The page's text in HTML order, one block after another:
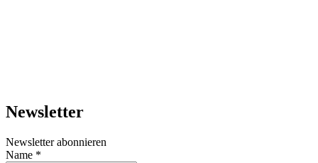
Newsletter
Newsletter abonnieren
Name *